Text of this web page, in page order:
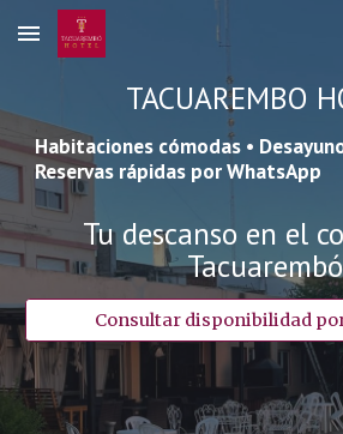
Skip to main content
TACUAREMBO
Habitaciones cómodas •
Reservas rápidas por WhatsApp
Tu descanso en el
Consultar disponibilidad